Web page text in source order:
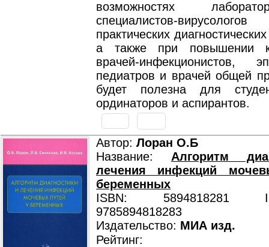
возможностях
специалистов-
практических
а также при повышении
врачей-инфекционистов,
педиатров и врачей общей
будет полезна для
ординаторов и аспирантов.
Автор: Лоран О.Б
Название: Алгоритм
лечения инфекций
беременных
ISBN: 5894818281
9785894818283
Издательство: МИА изд.
Рейтинг: